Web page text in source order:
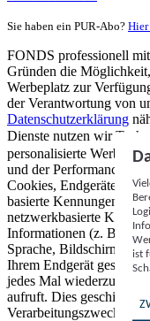
Sie haben ein PUR-Abo? Hier
FONDS professionell
Gründen die
Werbeplatz zur
der Verantwortung von
Datenschutzerklärung
Dienste nutzen wir
personalisierte Werbung
und der Performance
Cookies, Endgeräte-
basierte Kennungen,
netzwerkbasierte
Informationen (z. B.
Sprache,
Ihrem Endgerät
jedes Mal
aufruft. Dies geschieht
Verarbeitungszwecke.
ist